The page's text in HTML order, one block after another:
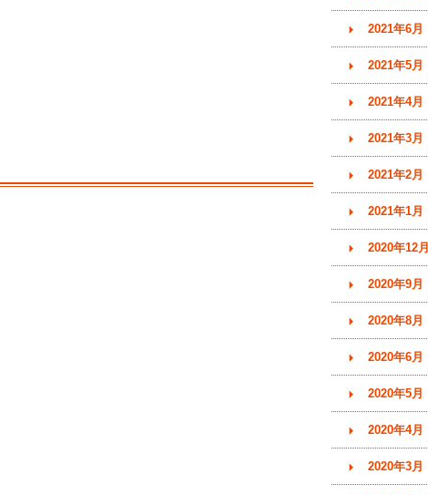
2021年6月
2021年5月
2021年4月
2021年3月
2021年2月
2021年1月
2020年12月
2020年9月
2020年8月
2020年6月
2020年5月
2020年4月
2020年3月